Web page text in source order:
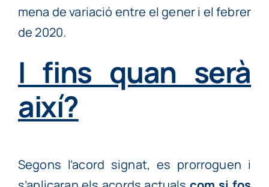
mena de variació entre el gener i el febrer
de 2020.
I fins quan serà
així?
Segons l’acord signat, es prorroguen i